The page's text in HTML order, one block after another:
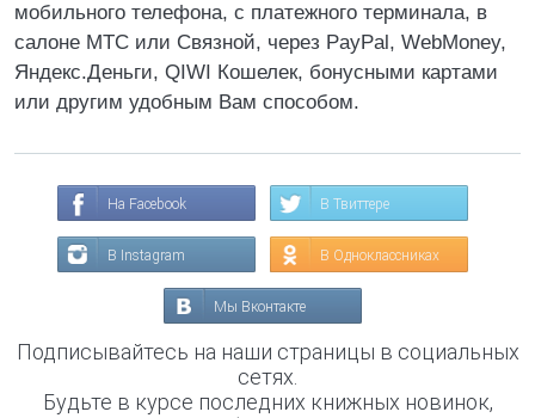
мобильного телефона, с платежного терминала, в
салоне МТС или Связной, через PayPal, WebMoney,
Яндекс.Деньги, QIWI Кошелек, бонусными картами
или другим удобным Вам способом.
На Facebook В Твиттере
В Instagram В Одноклассниках
Мы Вконтакте
Подписывайтесь на наши страницы в социальных
сетях.
Будьте в курсе последних книжных новинок,